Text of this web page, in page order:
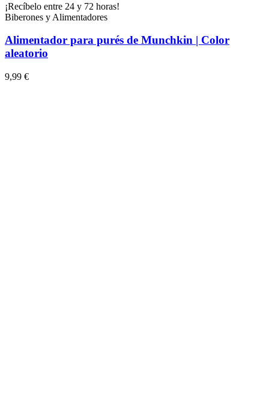
¡Recíbelo entre 24 y 72 horas!
Biberones y Alimentadores
Alimentador para purés de Munchkin | Color
aleatorio
9,99 €